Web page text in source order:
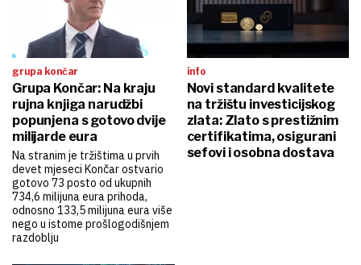
grupa končar
Grupa Končar: Na kraju
rujna knjiga narudžbi
popunjena s gotovo dvije
milijarde eura
Na stranim je tržištima u prvih
devet mjeseci Končar ostvario
gotovo 73 posto od ukupnih
734,6 milijuna eura prihoda,
odnosno 133,5 milijuna eura više
nego u istome prošlogodišnjem
razdoblju
info
Novi standard kvalitete
na tržištu investicijskog
zlata: Zlato s prestižnim
certifikatima, osigurani
sefovi i osobna dostava